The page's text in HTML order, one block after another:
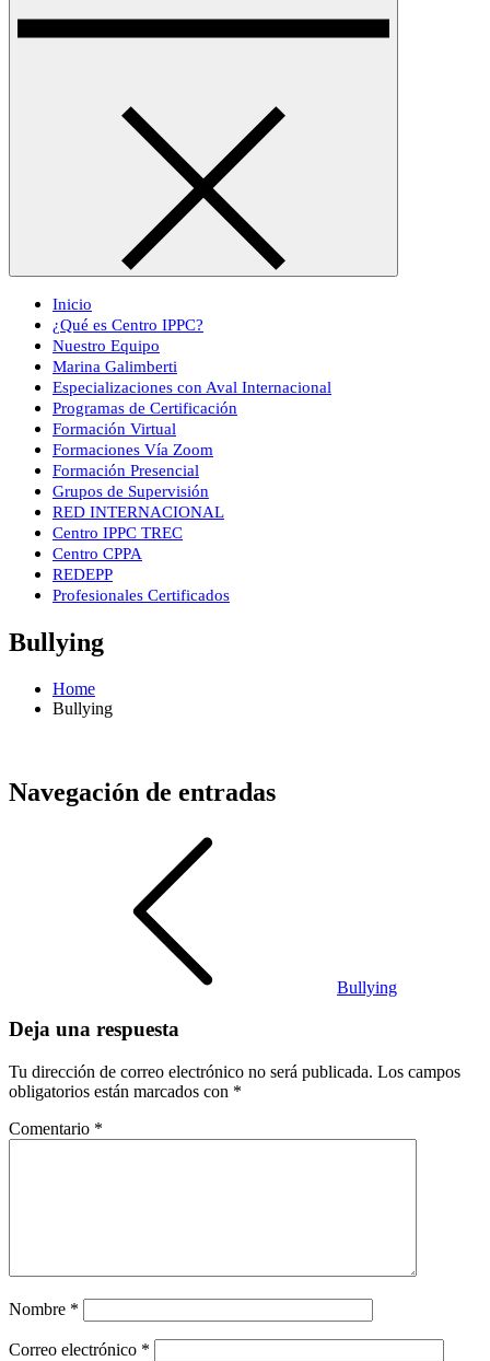
Inicio
¿Qué es Centro IPPC?
Nuestro Equipo
Marina Galimberti
Especializaciones con Aval Internacional
Programas de Certificación
Formación Virtual
Formaciones Vía Zoom
Formación Presencial
Grupos de Supervisión
RED INTERNACIONAL
Centro IPPC TREC
Centro CPPA
REDEPP
Profesionales Certificados
Bullying
Home
Bullying
Navegación de entradas
Bullying
Deja una respuesta
Tu dirección de correo electrónico no será publicada. Los campos
obligatorios están marcados con *
Comentario *
Nombre *
Correo electrónico *